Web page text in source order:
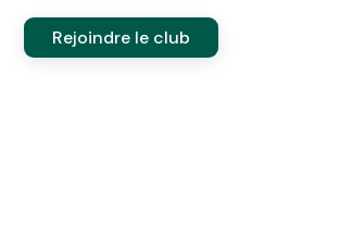
Rejoindre le club